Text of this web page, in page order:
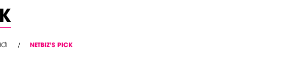
NETBIZ’S PICK